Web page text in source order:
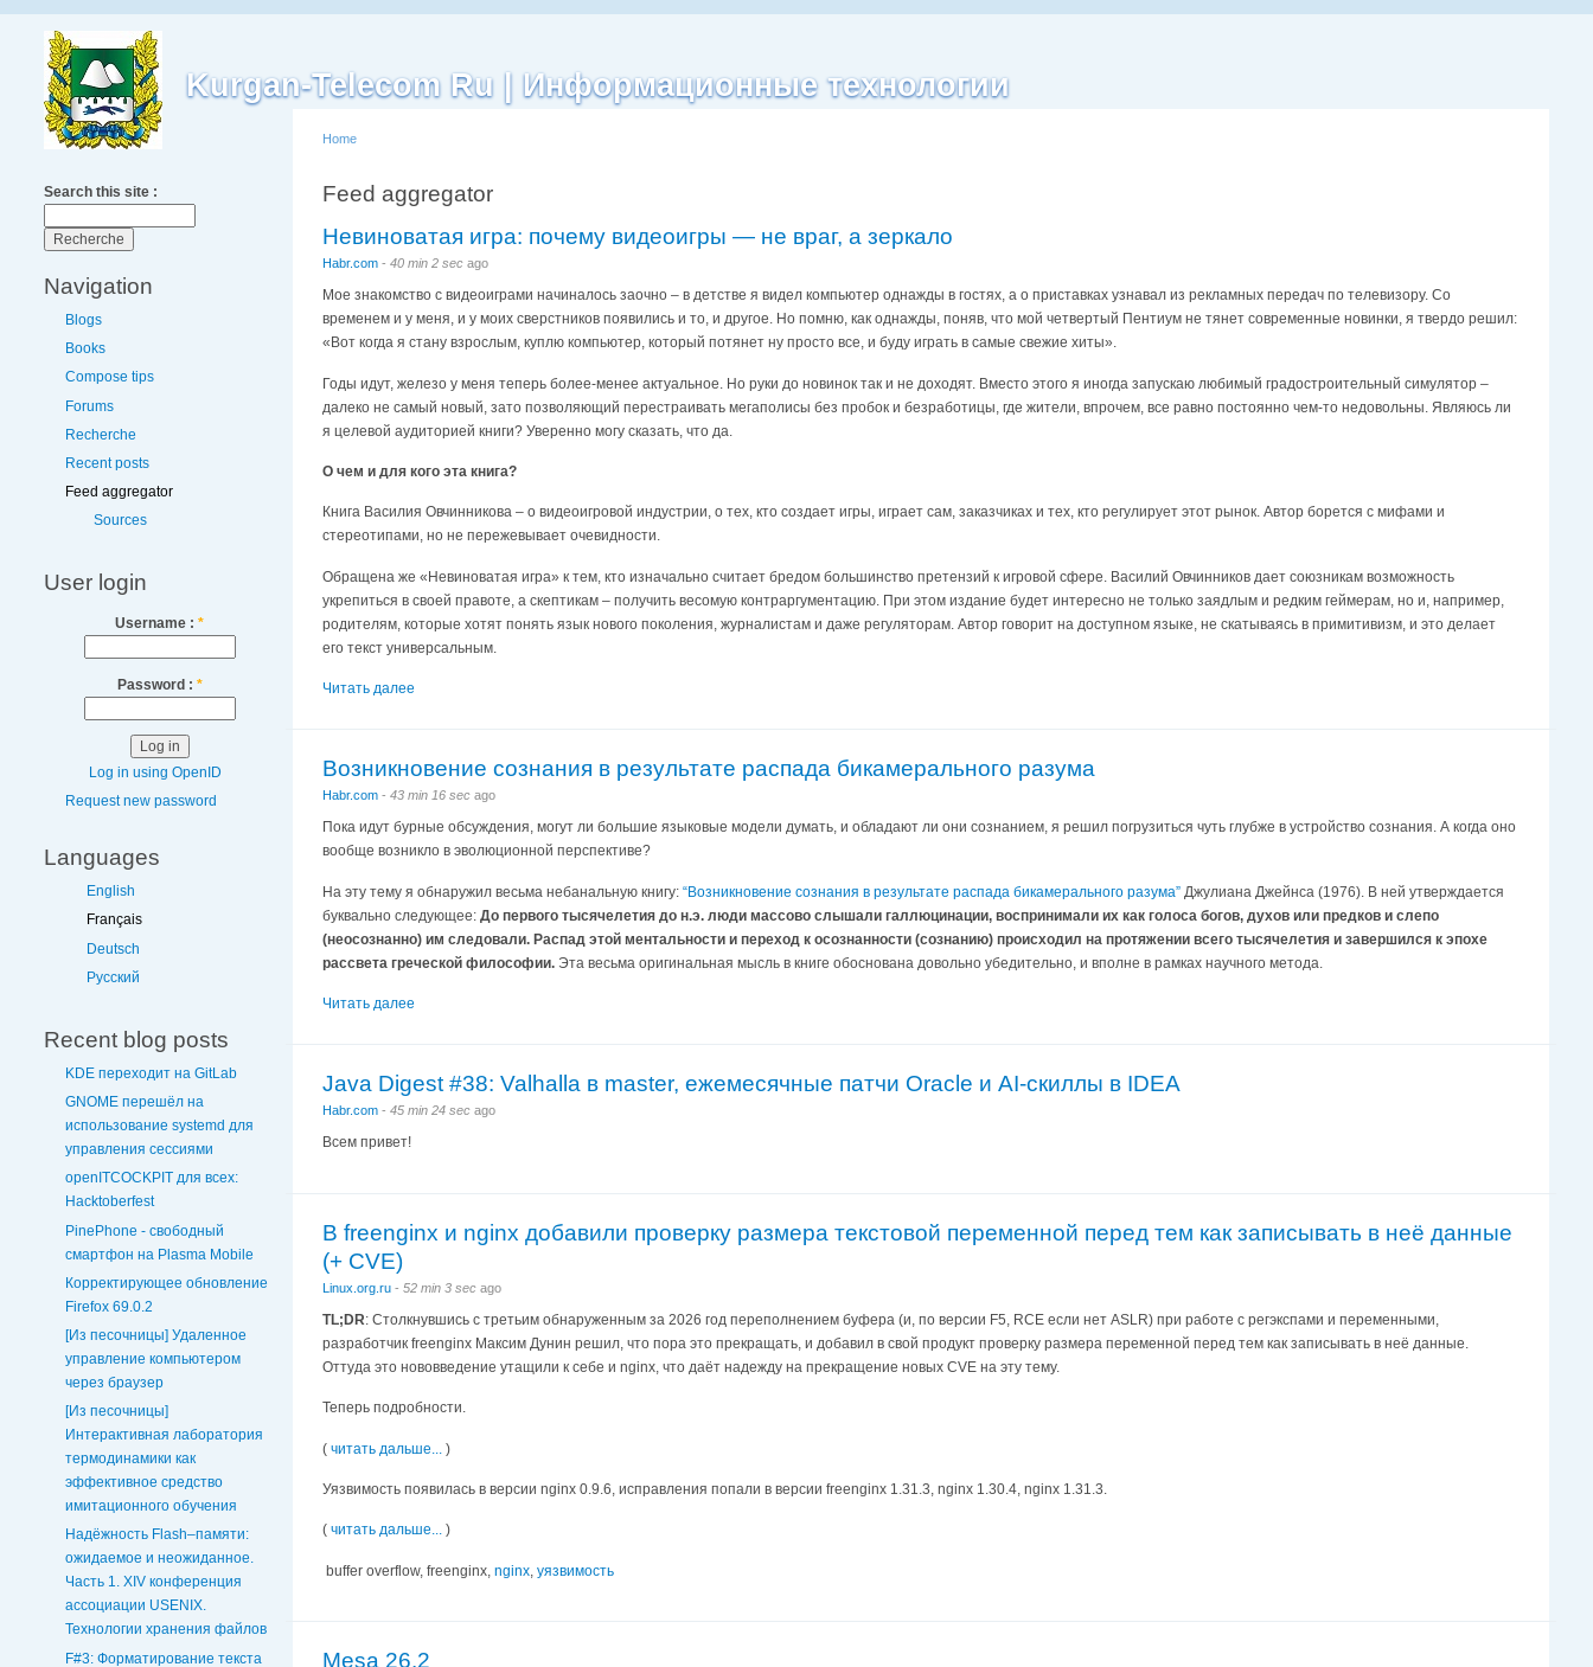
Kurgan-Telecom Ru | Информационные технологии
Search this site :
Navigation
Blogs
Books
Compose tips
Forums
Recherche
Recent posts
Feed aggregator
Sources
User login
Username : *
Password : *
Log in using OpenID
Request new password
Languages
English
Français
Deutsch
Русский
Recent blog posts
KDE переходит на GitLab
GNOME перешёл на
использование systemd для
управления сессиями
openITCOCKPIT для всех:
Hacktoberfest
PinePhone - свободный
смартфон на Plasma Mobile
Корректирующее обновление
Firefox 69.0.2
[Из песочницы] Удаленное
управление компьютером
через браузер
[Из песочницы]
Интерактивная лаборатория
термодинамики как
эффективное средство
имитационного обучения
Надёжность Flash–памяти:
ожидаемое и неожиданное.
Часть 1. XIV конференция
ассоциации USENIX.
Технологии хранения файлов
F#3: Форматирование текста
Home
Feed aggregator
Невиноватая игра: почему видеоигры — не враг, а зеркало
Habr.com - 40 min 2 sec ago
Мое знакомство с видеоиграми начиналось заочно – в детстве я видел компьютер однажды в гостях, а о приставках узнавал из рекламных передач по телевизору. Со
временем и у меня, и у моих сверстников появились и то, и другое. Но помню, как однажды, поняв, что мой четвертый Пентиум не тянет современные новинки, я твердо решил:
«Вот когда я стану взрослым, куплю компьютер, который потянет ну просто все, и буду играть в самые свежие хиты».
Годы идут, железо у меня теперь более-менее актуальное. Но руки до новинок так и не доходят. Вместо этого я иногда запускаю любимый градостроительный симулятор –
далеко не самый новый, зато позволяющий перестраивать мегаполисы без пробок и безработицы, где жители, впрочем, все равно постоянно чем-то недовольны. Являюсь ли
я целевой аудиторией книги? Уверенно могу сказать, что да.
О чем и для кого эта книга?
Книга Василия Овчинникова – о видеоигровой индустрии, о тех, кто создает игры, играет сам, заказчиках и тех, кто регулирует этот рынок. Автор борется с мифами и
стереотипами, но не пережевывает очевидности.
Обращена же «Невиноватая игра» к тем, кто изначально считает бредом большинство претензий к игровой сфере. Василий Овчинников дает союзникам возможность
укрепиться в своей правоте, а скептикам – получить весомую контраргументацию. При этом издание будет интересно не только заядлым и редким геймерам, но и, например,
родителям, которые хотят понять язык нового поколения, журналистам и даже регуляторам. Автор говорит на доступном языке, не скатываясь в примитивизм, и это делает
его текст универсальным.
Читать далее
Возникновение сознания в результате распада бикамерального разума
Habr.com - 43 min 16 sec ago
Пока идут бурные обсуждения, могут ли большие языковые модели думать, и обладают ли они сознанием, я решил погрузиться чуть глубже в устройство сознания. А когда оно
вообще возникло в эволюционной перспективе?
На эту тему я обнаружил весьма небанальную книгу: “Возникновение сознания в результате распада бикамерального разума” Джулиана Джейнса (1976). В ней утверждается
буквально следующее: До первого тысячелетия до н.э. люди массово слышали галлюцинации, воспринимали их как голоса богов, духов или предков и слепо
(неосознанно) им следовали. Распад этой ментальности и переход к осознанности (сознанию) происходил на протяжении всего тысячелетия и завершился к эпохе
рассвета греческой философии. Эта весьма оригинальная мысль в книге обоснована довольно убедительно, и вполне в рамках научного метода.
Читать далее
Java Digest #38: Valhalla в master, ежемесячные патчи Oracle и AI-скиллы в IDEA
Habr.com - 45 min 24 sec ago
Всем привет!
В freenginx и nginx добавили проверку размера текстовой переменной перед тем как записывать в неё данные
(+ CVE)
Linux.org.ru - 52 min 3 sec ago
TL;DR: Столкнувшись с третьим обнаруженным за 2026 год переполнением буфера (и, по версии F5, RCE если нет ASLR) при работе с регэкспами и переменными,
разработчик freenginx Максим Дунин решил, что пора это прекращать, и добавил в свой продукт проверку размера переменной перед тем как записывать в неё данные.
Оттуда это нововведение утащили к себе и nginx, что даёт надежду на прекращение новых CVE на эту тему.
Теперь подробности.
( читать дальше... )
Уязвимость появилась в версии nginx 0.9.6, исправления попали в версии freenginx 1.31.3, nginx 1.30.4, nginx 1.31.3.
( читать дальше... )
buffer overflow, freenginx, nginx, уязвимость
Mesa 26.2